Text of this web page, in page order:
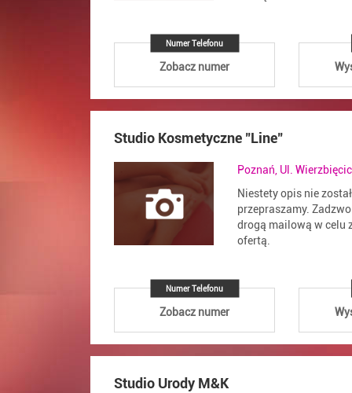
Numer Telefonu
Zobacz numer
Studio Kosmetyczne "Line"
Poznań, Ul.
Niestety opis nie
przepraszamy.
drogą mailową w celu
ofertą.
Numer Telefonu
Zobacz numer
Studio Urody M&K